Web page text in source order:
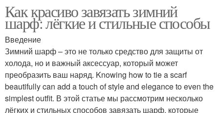
Как красиво завязать зимний
шарф: лёгкие и стильные способы
Введение
Зимний шарф – это не только средство для защиты от
холода, но и важный аксессуар, который может
преобразить ваш наряд. Knowing how to tie a scarf
beautifully can add a touch of style and elegance to even the
simplest outfit. В этой статье мы рассмотрим несколько
лёгких и стильных способов завязать шарф, которые